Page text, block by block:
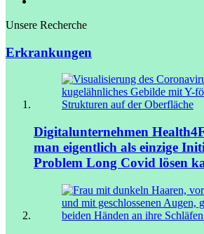
Unsere Recherche
Erkrankungen
Digitalunternehmen
man eigentlich als einzige
Problem Long Covid lösen